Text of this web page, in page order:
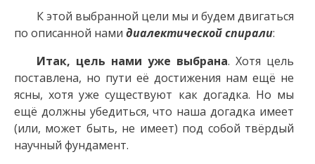
К этой выбранной цели мы и будем двигаться
по описанной нами диалектической спирали:
Итак, цель нами уже выбрана. Хотя цель
поставлена, но пути её достижения нам ещё не
ясны, хотя уже существуют как догадка. Но мы
ещё должны убедиться, что наша догадка имеет
(или, может быть, не имеет) под собой твёрдый
научный фундамент.